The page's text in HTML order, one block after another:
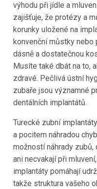
výhodu při jídle a
zajišťuje, že protézy a
korunky uložené na
konvenční můstky
dásně a dostatečnou
Musíte také dbát na to,
zdravé. Pečlivá ústní
zubaře jsou významné
dentálních implantátů.
Turecké zubní
a pocitem náhradou
možností náhrady
ani necvakají při
implantáty pomáhají
takže struktura vašeho